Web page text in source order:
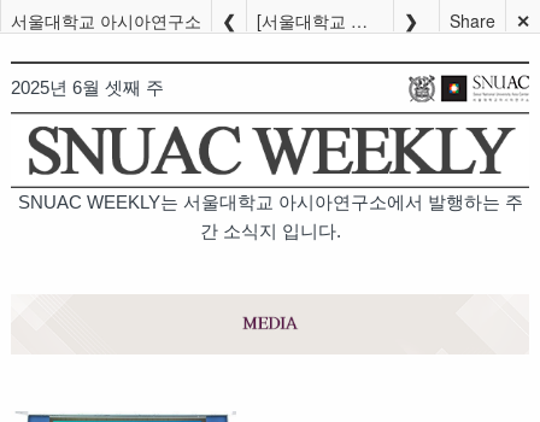
서울대학교 아시아연구소 [서울대학교 아시아연구소] 2025 SNUAC WEEKLY (6월 셋째 주) ✕
Share